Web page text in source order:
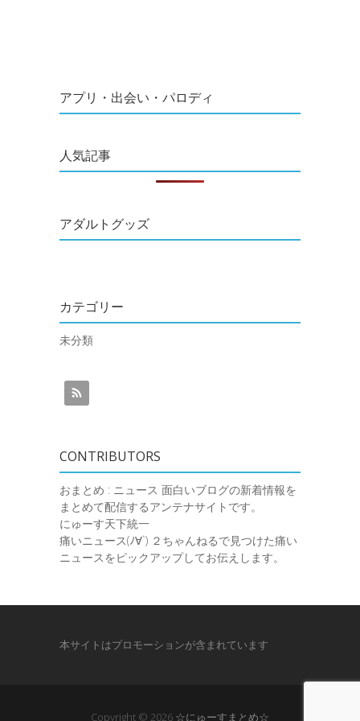
アプリ・出会い・パロディ
人気記事
アダルトグッズ
カテゴリー
未分類
CONTRIBUTORS
おまとめ : ニュース 面白いブログの新着情報を
まとめて配信するアンテナサイトです。
にゅーす天下統一
痛いニュース(ﾉ∀`) ２ちゃんねるで見つけた痛い
ニュースをピックアップしてお伝えします。
本サイトはプロモーションが含まれています
Copyright © 2026 ☆にゅーすまとめ☆